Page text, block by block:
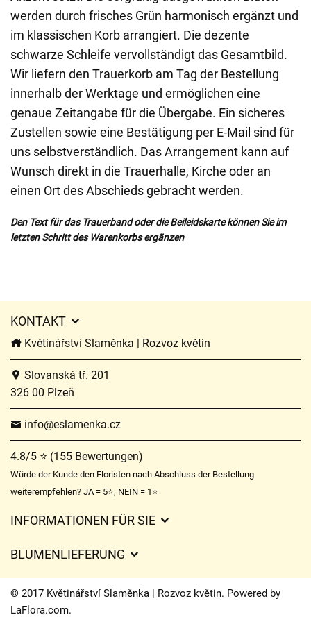
werden durch frisches Grün harmonisch ergänzt und
im klassischen Korb arrangiert. Die dezente
schwarze Schleife vervollständigt das Gesamtbild.
Wir liefern den Trauerkorb am Tag der Bestellung
innerhalb der Werktage und ermöglichen eine
genaue Zeitangabe für die Übergabe. Ein sicheres
Zustellen sowie eine Bestätigung per E-Mail sind für
uns selbstverständlich. Das Arrangement kann auf
Wunsch direkt in die Trauerhalle, Kirche oder an
einen Ort des Abschieds gebracht werden.
Den Text für das Trauerband oder die Beileidskarte können Sie im
letzten Schritt des Warenkorbs ergänzen
KONTAKT
Květinářství Slaměnka | Rozvoz květin
Slovanská tř. 201
326 00 Plzeň
info@eslamenka.cz
4.8/5 ⭐ (155 Bewertungen)
Würde der Kunde den Floristen nach Abschluss der Bestellung
weiterempfehlen? JA = 5⭐, NEIN = 1⭐
INFORMATIONEN FÜR SIE
Lieferzeiten für Blumen – Übersicht der Möglichkeiten
BLUMENLIEFERUNG
Liefergebühren
Wohin wir Blumen liefern
© 2017 Květinářství Slaměnka | Rozvoz květin. Powered by
LaFlora.com.